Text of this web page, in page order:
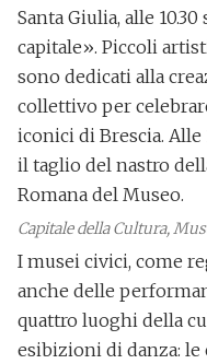
Santa Giulia, alle
capitale». Piccoli
sono dedicati alla
collettivo per
iconici di Brescia. Alle
il taglio del nastro
Romana del Museo.
Capitale della Cultura,
I musei civici, come
anche delle
quattro luoghi della
esibizioni di danza: